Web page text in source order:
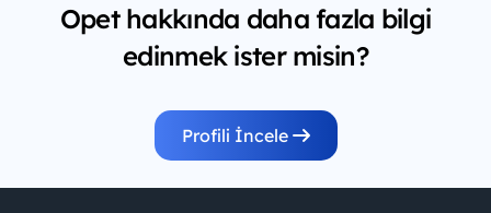
Opet hakkında daha fazla bilgi
edinmek ister misin?
Profili İncele